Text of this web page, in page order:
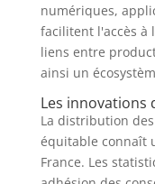
numériques,
facilitent l'accès à
liens entre
ainsi un
Les
La distribution
équitable connaît
France. Les